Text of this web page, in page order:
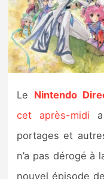
Nintendo
Tests et
Tests de jeux
Tests
Le Nintendo
cet après-midi
portages et
n’a pas dérogé à
nouvel épisode